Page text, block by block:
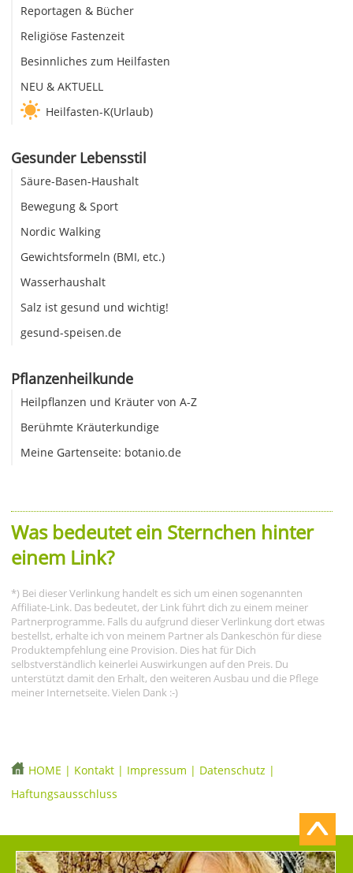
Reportagen & Bücher
Religiöse Fastenzeit
Besinnliches zum Heilfasten
NEU & AKTUELL
Heilfasten-K(Urlaub)
Gesunder Lebensstil
Säure-Basen-Haushalt
Bewegung & Sport
Nordic Walking
Gewichtsformeln (BMI, etc.)
Wasserhaushalt
Salz ist gesund und wichtig!
gesund-speisen.de
Pflanzenheilkunde
Heilpflanzen und Kräuter von A-Z
Berühmte Kräuterkundige
Meine Gartenseite: botanio.de
Was bedeutet ein Sternchen hinter
einem Link?
*) Bei dieser Verlinkung handelt es sich um einen sogenannten
Affiliate-Link. Das bedeutet, der Link führt dich zu einem meiner
Partnerprogramme. Falls du aufgrund dieser Verlinkung dort etwas
bestellst, erhalte ich von meinem Partner als Dankeschön für diese
Produktempfehlung eine Provision. Dies hat für Dich
selbstverständlich keinerlei Auswirkungen auf den Preis. Du
unterstützt damit den Erhalt, den weiteren Ausbau und die Pflege
meiner Internetseite. Vielen Dank :-)
HOME | Kontakt | Impressum | Datenschutz |
Haftungsausschluss